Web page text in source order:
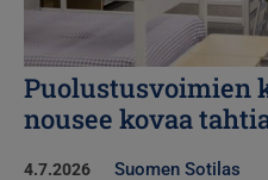
Puolustusvoimien
nousee kovaa
4.7.2026 Suomen Sotilas